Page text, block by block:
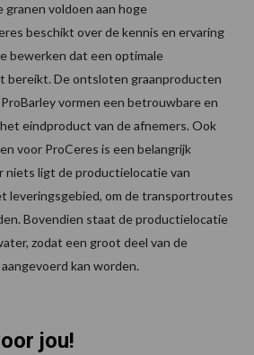
voldoen aan hoge
beschikt over de kennis en ervaring
bewerken dat een optimale
bereikt. De ontsloten graanproducten
vormen een betrouwbare en
eindproduct van de afnemers. Ook
voor ProCeres is een belangrijk
niets ligt de productielocatie van
leveringsgebied, om de transportroutes
Bovendien staat de productielocatie
zodat een groot deel van de
kan worden.
jou!